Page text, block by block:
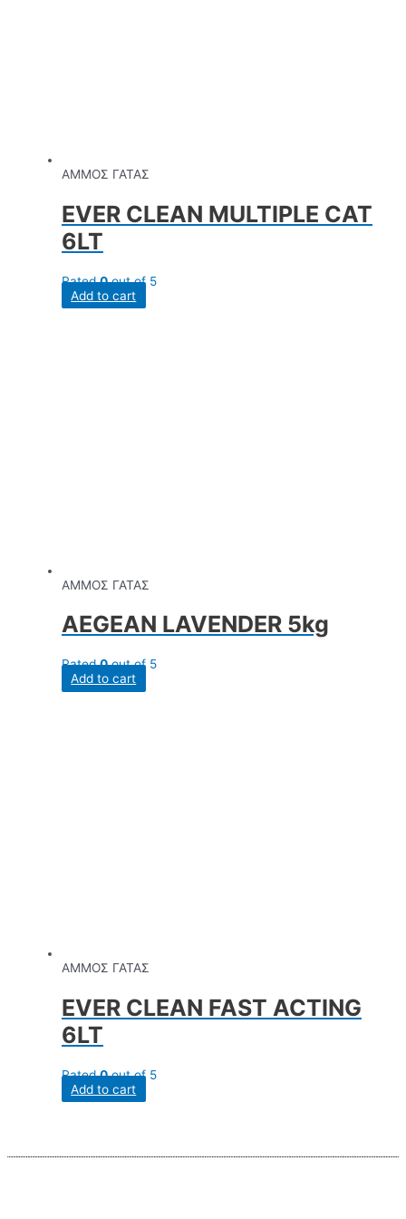
ΑΜΜΟΣ ΓΑΤΑΣ
EVER CLEAN MULTIPLE CAT
6LT
Rated0out of 5
Add to cart
ΑΜΜΟΣ ΓΑΤΑΣ
AEGEAN LAVENDER 5kg
Rated0out of 5
Add to cart
ΑΜΜΟΣ ΓΑΤΑΣ
EVER CLEAN FAST ACTING
6LT
Rated0out of 5
Add to cart